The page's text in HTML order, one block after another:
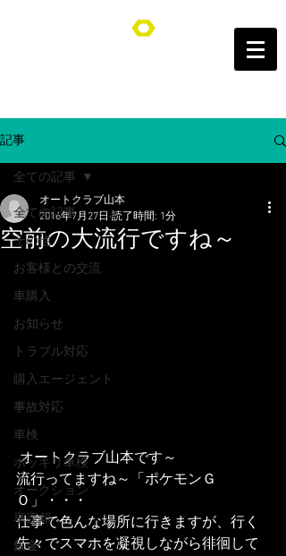
オートクラブ山本/Auto Club YAMAMOTO
記事
全ての記事
その他
お客様との交流
車購入
お知らせ
トラブル対応
購入エージェント
事故対応
車検
ポッキリ車検
オークション
車売却
鈑金
全ての記事
空前の大流行ですね～
オートクラブ山本
2016年7月27日 読了時間: 1分
オートクラブ山本です～
流行ってますね～「ポケモンＧ
Ｏ」・・・
仕事で色んな場所に行きますが、行く
先々でスマホを凝視しながら徘徊して